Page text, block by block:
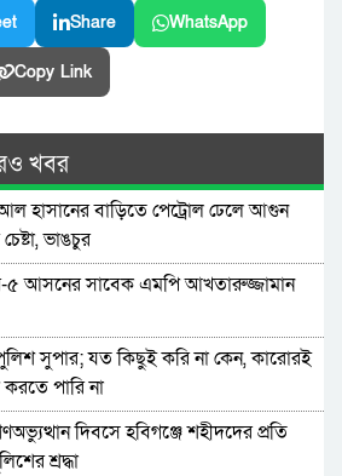
Share WhatsApp
Copy Link
খবর
হাসানের বাড়িতে পেট্রোল ঢেলে আগুন
ভাঙচুর
৫ আসনের সাবেক এমপি আখতারুজ্জামান
সুপার; যত কিছুই করি না কেন, কারোরই
করতে পারি না
দিবসে হবিগঞ্জে শহীদদের প্রতি
শ্রদ্ধা